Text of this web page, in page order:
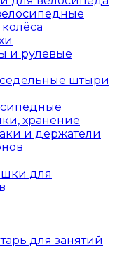
и рулевые
штыри
хранение
и держатели
для
для занятий